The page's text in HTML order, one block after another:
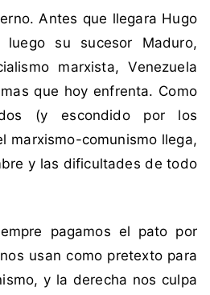
Antes que llegara Hugo
su sucesor Maduro,
marxista, Venezuela
que hoy enfrenta. Como
(y escondido por los
marxismo-comunismo llega,
y las dificultades de todo
pagamos el pato por
usan como pretexto para
y la derecha nos culpa